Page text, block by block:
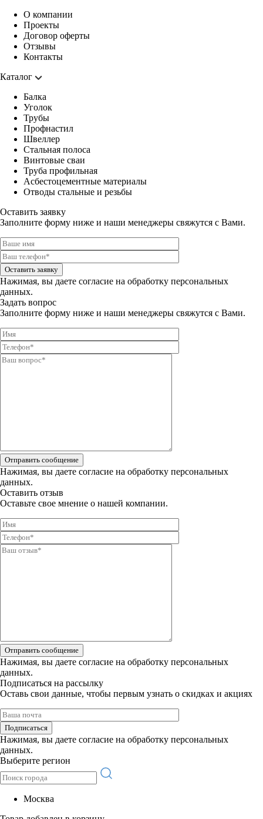
О компании
Проекты
Договор оферты
Отзывы
Контакты
Каталог
Балка
Уголок
Трубы
Профнастил
Швеллер
Стальная полоса
Винтовые сваи
Труба профильная
Асбестоцементные материалы
Отводы стальные и резьбы
Оставить заявку
Заполните форму ниже и наши менеджеры свяжутся с Вами.
Оставить заявку
Нажимая, вы даете согласие на обработку персональных
данных.
Задать вопрос
Заполните форму ниже и наши менеджеры свяжутся с Вами.
Отправить сообщение
Нажимая, вы даете согласие на обработку персональных
данных.
Оставить отзыв
Оставьте свое мнение о нашей компании.
Отправить сообщение
Нажимая, вы даете согласие на обработку персональных
данных.
Подписаться на рассылку
Оставь свои данные, чтобы первым узнать о скидках и акциях
Подписаться
Нажимая, вы даете согласие на обработку персональных
данных.
Выберите регион
Москва